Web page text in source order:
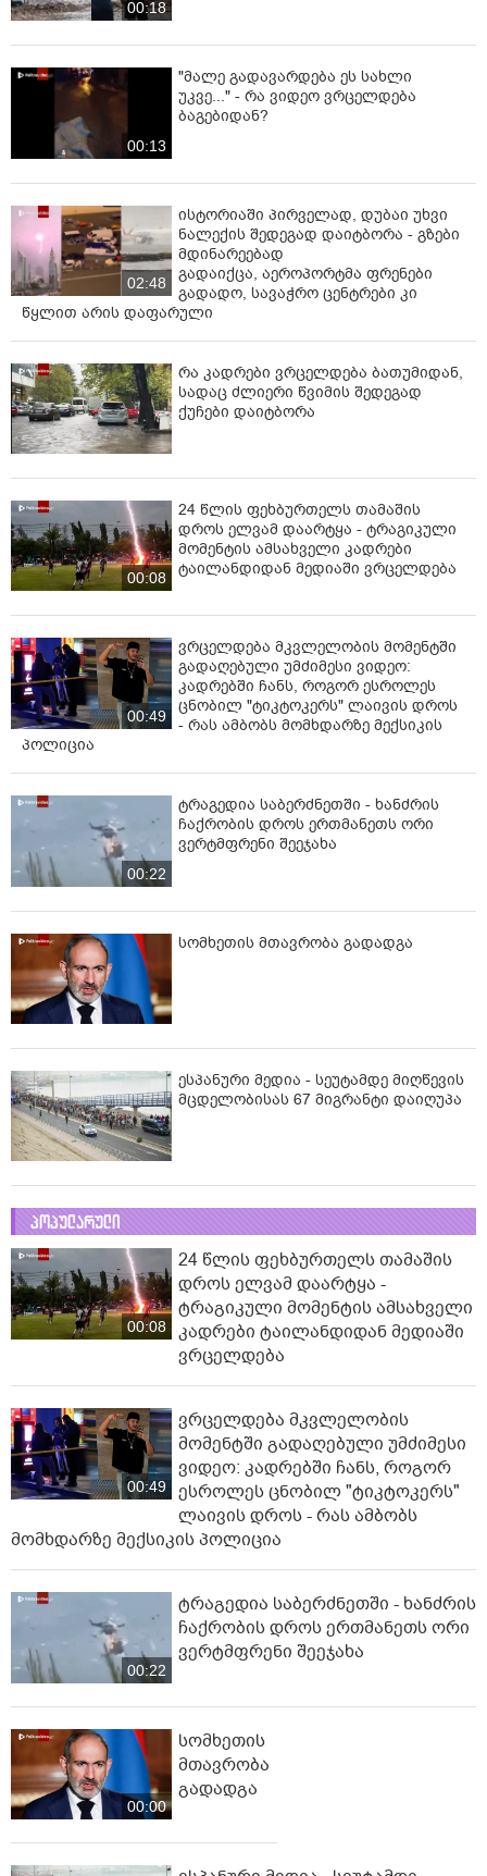
00:18
00:13
"მალე გადავარდება ეს სახლი
უკვე..." - რა ვიდეო ვრცელდება
ბაგებიდან?
02:48
ისტორიაში პირველად, დუბაი უხვი
ნალექის შედეგად დაიტბორა - გზები
მდინარეებად
გადაიქცა, აეროპორტმა ფრენები
გადადო, სავაჭრო ცენტრები კი
წყლით არის დაფარული
რა კადრები ვრცელდება ბათუმიდან,
სადაც ძლიერი წვიმის შედეგად
ქუჩები დაიტბორა
00:08
24 წლის ფეხბურთელს თამაშის
დროს ელვამ დაარტყა - ტრაგიკული
მომენტის ამსახველი კადრები
ტაილანდიდან მედიაში ვრცელდება
00:49
ვრცელდება მკვლელობის მომენტში
გადაღებული უმძიმესი ვიდეო:
კადრებში ჩანს, როგორ ესროლეს
ცნობილ "ტიკტოკერს" ლაივის დროს
- რას ამბობს მომხდარზე მექსიკის
პოლიცია
00:22
ტრაგედია საბერძნეთში - ხანძრის
ჩაქრობის დროს ერთმანეთს ორი
ვერტმფრენი შეეჯახა
სომხეთის მთავრობა გადადგა
ესპანური მედია - სეუტამდე მიღწევის
მცდელობისას 67 მიგრანტი დაიღუპა
პოპულარული
00:08
24 წლის ფეხბურთელს თამაშის
დროს ელვამ დაარტყა -
ტრაგიკული მომენტის ამსახველი
კადრები ტაილანდიდან მედიაში
ვრცელდება
00:49
ვრცელდება მკვლელობის
მომენტში გადაღებული უმძიმესი
ვიდეო: კადრებში ჩანს, როგორ
ესროლეს ცნობილ "ტიკტოკერს"
ლაივის დროს - რას ამბობს
მომხდარზე მექსიკის პოლიცია
00:22
ტრაგედია საბერძნეთში - ხანძრის
ჩაქრობის დროს ერთმანეთს ორი
ვერტმფრენი შეეჯახა
00:00
სომხეთის
მთავრობა
გადადგა